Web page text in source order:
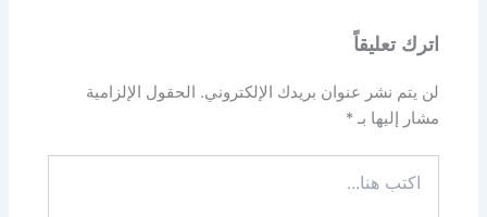
اترك تعليقاً
لن يتم نشر عنوان بريدك الإلكتروني. الحقول الإلزامية
مشار إليها بـ*
هنا...